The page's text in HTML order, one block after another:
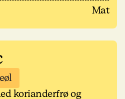
Mat
korianderfrø og